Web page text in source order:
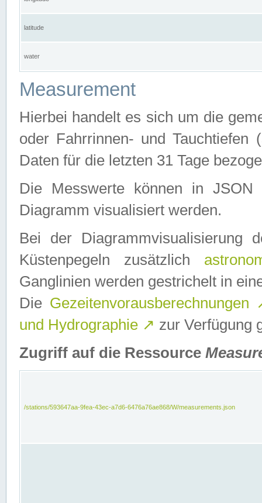
latitude
water
Measurement
Hierbei handelt es sich um die
oder Fahrrinnen- und Tauchtiefen
Daten für die letzten 31 Tage
Die Messwerte können in
Diagramm visualisiert werden.
Bei der Diagrammvisualisierung
Küstenpegeln zusätzlich
Ganglinien werden gestrichelt in
Die Gezeitenvorausberechnungen
und Hydrographie ↗ zur Verfügung
Zugriff auf die Ressource
/stations/593647aa-9fea-43ec-a7d6-6476a76ae868/W/measurements.json